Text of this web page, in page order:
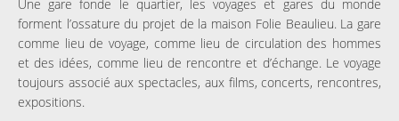
Une gare fonde le quartier, les voyages et gares du monde
forment l’ossature du projet de la maison Folie Beaulieu. La gare
comme lieu de voyage, comme lieu de circulation des hommes
et des idées, comme lieu de rencontre et d’échange. Le voyage
toujours associé aux spectacles, aux films, concerts, rencontres,
expositions.